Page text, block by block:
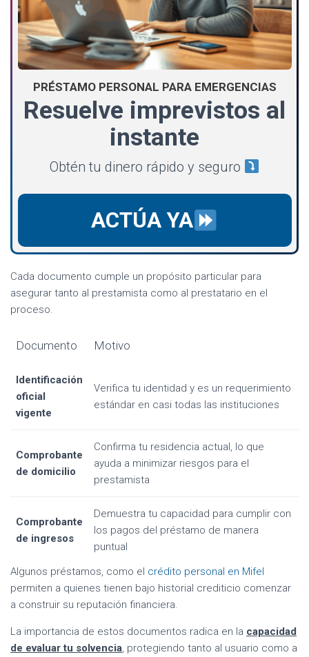
PRÉSTAMO PERSONAL PARA EMERGENCIAS
Resuelve imprevistos al
instante
Obtén tu dinero rápido y seguro
ACTÚA YA
Cada documento cumple un propósito particular para
asegurar tanto al prestamista como al prestatario en el
proceso.
Documento Motivo
Identificación
oficial
vigente
Verifica tu identidad y es un requerimiento
estándar en casi todas las instituciones
Comprobante
de domicilio
Confirma tu residencia actual, lo que
ayuda a minimizar riesgos para el
prestamista
Comprobante
de ingresos
Demuestra tu capacidad para cumplir con
los pagos del préstamo de manera
puntual
Algunos préstamos, como el crédito personal en Mifel
permiten a quienes tienen bajo historial crediticio comenzar
a construir su reputación financiera.
La importancia de estos documentos radica en la capacidad
de evaluar tu solvencia, protegiendo tanto al usuario como a